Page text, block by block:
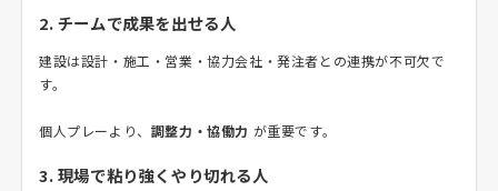
2. チームで成果を出せる人
建設は設計・施工・営業・協力会社・発注者との連携が不可欠で
す。
個人プレーより、 調整力・協働力 が重要です。
3. 現場で粘り強くやり切れる人